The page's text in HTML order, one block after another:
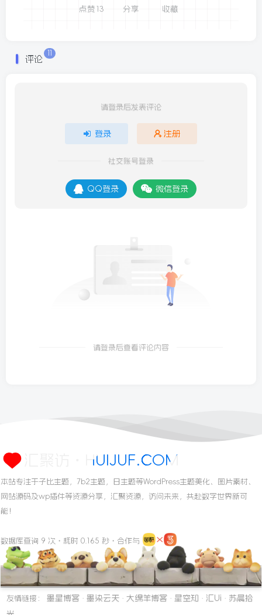
点赞 13 分享 收藏
评论
请登录后发表评论
登录 注册
社交账号登录
QQ登录 微信登录
请登录后查看评论内容
汇聚访・HUIJUF.COM
本站专注于子比主题，7b2主题，日主题等WordPress主题美化、图片素材、
网站源码及wp插件等资源分享，汇聚资源，访问未来，共赴数字世界新可
能！
数据库查询 9 次・耗时 0.165 秒・合作与
友情链接： 墨星博客 · 墨染云天 · 大绵羊博客 · 星空知 · 汇Ui · 苏晨拾